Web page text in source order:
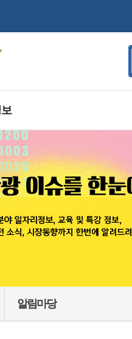
알림마당